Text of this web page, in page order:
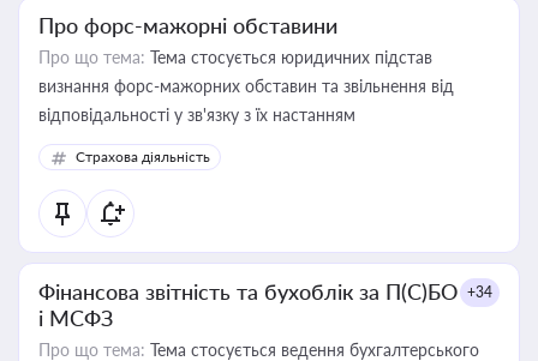
Про форс-мажорні обставини
Про що тема: Тема стосується юридичних підстав
визнання форс-мажорних обставин та звільнення від
відповідальності у зв'язку з їх настанням
Страхова діяльність
Фінансова звітність та бухоблік за П(С)БО
і МСФЗ
+34
Про що тема: Тема стосується ведення бухгалтерського